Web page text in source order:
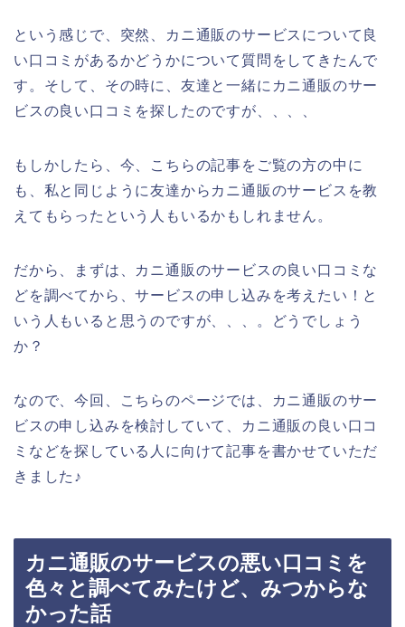
という感じで、突然、カニ通販のサービスについて良
い口コミがあるかどうかについて質問をしてきたんで
す。そして、その時に、友達と一緒にカニ通販のサー
ビスの良い口コミを探したのですが、、、、
もしかしたら、今、こちらの記事をご覧の方の中に
も、私と同じように友達からカニ通販のサービスを教
えてもらったという人もいるかもしれません。
だから、まずは、カニ通販のサービスの良い口コミな
どを調べてから、サービスの申し込みを考えたい！と
いう人もいると思うのですが、、、。どうでしょう
か？
なので、今回、こちらのページでは、カニ通販のサー
ビスの申し込みを検討していて、カニ通販の良い口コ
ミなどを探している人に向けて記事を書かせていただ
きました♪
カニ通販のサービスの悪い口コミを
色々と調べてみたけど、みつからな
かった話